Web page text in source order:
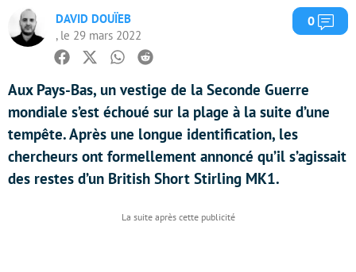
DAVID DOUÏEB
, le 29 mars 2022
0
Facebook
TwitterWhatsapp
Reddit
Aux Pays-Bas, un vestige de la Seconde Guerre
mondiale s’est échoué sur la plage à la suite d’une
tempête. Après une longue identification, les
chercheurs ont formellement annoncé qu’il s’agissait
des restes d’un British Short Stirling MK1.